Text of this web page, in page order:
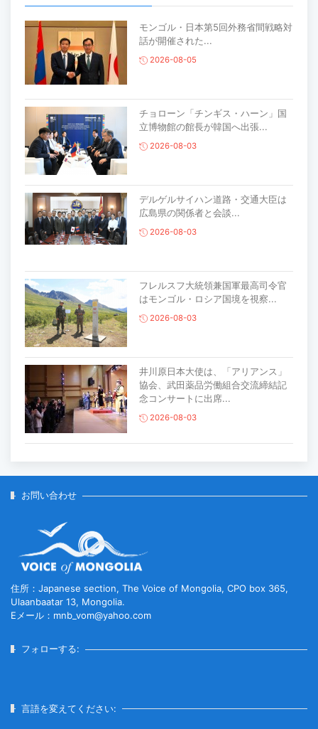
モンゴル・日本第5回外務省間戦略対
話が開催された...
2026-08-05
チョローン「チンギス・ハーン」国
立博物館の館長が韓国へ出張...
2026-08-03
デルゲルサイハン道路・交通大臣は
広島県の関係者と会談...
2026-08-03
フレルスフ大統領兼国軍最高司令官
はモンゴル・ロシア国境を視察...
2026-08-03
井川原日本大使は、「アリアンス」
協会、武田薬品労働組合交流締結記
念コンサートに出席...
2026-08-03
し
お問い合わせ
住所：Japanese section, The Voice of Mongolia, CPO box 365,
Ulaanbaatar 13, Mongolia.
Eメール：mnb_vom@yahoo.com
フォローする:
言語を変えてください: